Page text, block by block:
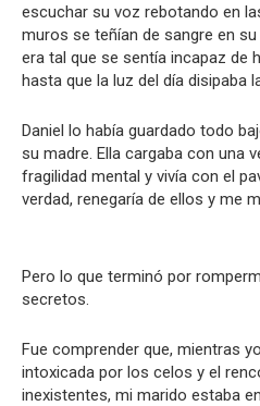
escuchar su voz rebotando en
muros se teñían de sangre en
era tal que se sentía incapaz de
hasta que la luz del día disipaba
Daniel lo había guardado todo
su madre. Ella cargaba con una
fragilidad mental y vivía con el
verdad, renegaría de ellos y me
Pero lo que terminó por
secretos.
Fue comprender que, mientras
intoxicada por los celos y el
inexistentes, mi marido estaba